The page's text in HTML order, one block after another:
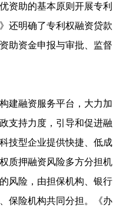
资助的基本原则开展专利
还明确了专利权融资贷款
助资金申报与审批、监督
融资服务平台，大力加
支持力度，引导和促进融
技型企业提供快捷、低成
质押融资风险多方分担机
风险，由担保机构、银行
保险机构共同分担。《办